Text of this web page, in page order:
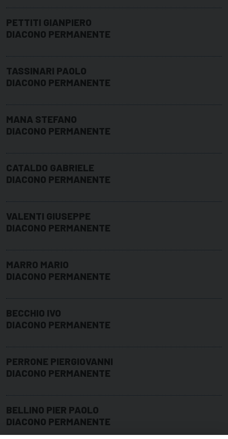
PETTITI GIANPIERO
DIACONO PERMANENTE
TASSINARI PAOLO
DIACONO PERMANENTE
MANA STEFANO
DIACONO PERMANENTE
CATALDO GABRIELE
DIACONO PERMANENTE
VALENTI GIUSEPPE
DIACONO PERMANENTE
MARRO MARIO
DIACONO PERMANENTE
BECCHIO IVO
DIACONO PERMANENTE
PERRONE PIERGIOVANNI
DIACONO PERMANENTE
BELLINO PIER PAOLO
DIACONO PERMANENTE